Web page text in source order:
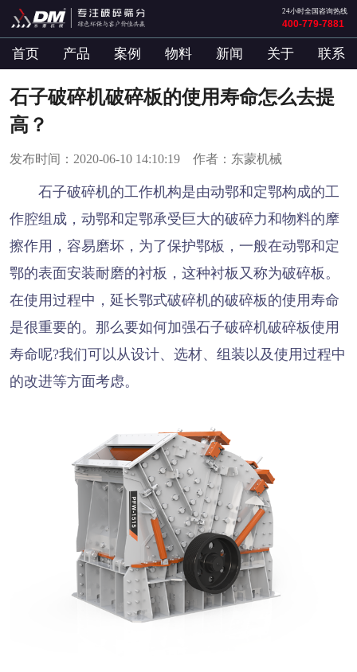
24小时全国咨询热线
400-779-7881
首页 产品 案例 物料 新闻 关于 联系
石子破碎机破碎板的使用寿命怎么去提
高？
发布时间：2020-06-10 14:10:19 作者：东蒙机械
石子破碎机的工作机构是由动鄂和定鄂构成的工
作腔组成，动鄂和定鄂承受巨大的破碎力和物料的摩
擦作用，容易磨坏，为了保护鄂板，一般在动鄂和定
鄂的表面安装耐磨的衬板，这种衬板又称为破碎板。
在使用过程中，延长鄂式破碎机的破碎板的使用寿命
是很重要的。那么要如何加强石子破碎机破碎板使用
寿命呢?我们可以从设计、选材、组装以及使用过程中
的改进等方面考虑。